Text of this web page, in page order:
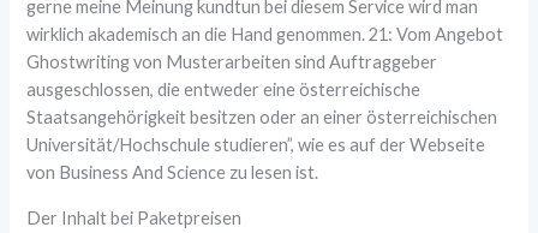
gerne meine Meinung kundtun bei diesem Service wird man
wirklich akademisch an die Hand genommen. 21: Vom Angebot
Ghostwriting von Musterarbeiten sind Auftraggeber
ausgeschlossen, die entweder eine österreichische
Staatsangehörigkeit besitzen oder an einer österreichischen
Universität/Hochschule studieren”, wie es auf der Webseite
von Business And Science zu lesen ist.
Der Inhalt bei Paketpreisen